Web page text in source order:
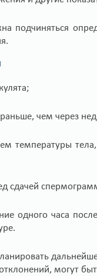
подчиняться
чем через
температуры
сдачей
одного часа
могут